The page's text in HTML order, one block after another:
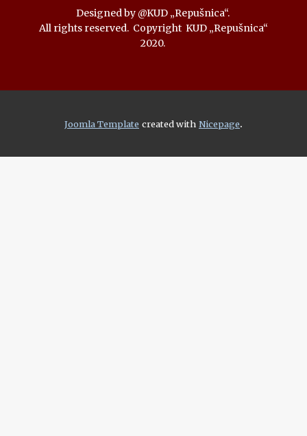
Designed by @KUD „Repušnica“.
All rights reserved. Copyright KUD „Repušnica“
2020.
Joomla Template created with Nicepage.